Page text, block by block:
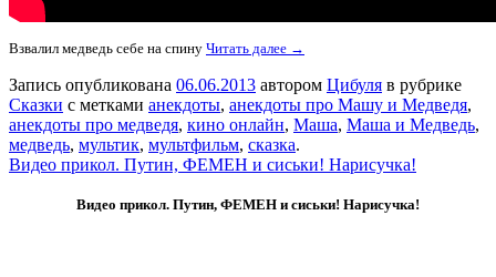
Взвалил медведь себе на спину Читать далее →
Запись опубликована 06.06.2013 автором Цибуля в рубрике
Сказки с метками анекдоты, анекдоты про Машу и Медведя,
анекдоты про медведя, кино онлайн, Маша, Маша и Медведь,
медведь, мультик, мультфильм, сказка.
Видео прикол. Путин, ФЕМЕН и сиськи! Нарисучка!
Видео прикол. Путин, ФЕМЕН и сиськи! Нарисучка!